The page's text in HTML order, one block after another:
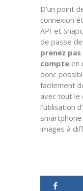
D’un point
connexion
API et
de passe
prenez
compteen
donc
facilement
avec tout le
l’utilisation
images à